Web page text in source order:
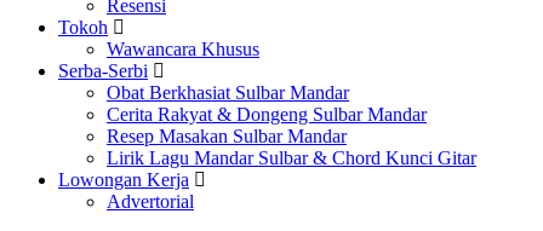
Resensi
Tokoh
Wawancara Khusus
Serba-Serbi
Obat Berkhasiat Sulbar Mandar
Cerita Rakyat & Dongeng Sulbar Mandar
Resep Masakan Sulbar Mandar
Lirik Lagu Mandar Sulbar & Chord Kunci Gitar
Lowongan Kerja
Advertorial